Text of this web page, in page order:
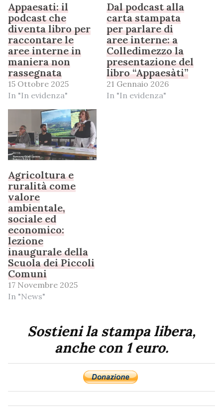
Appaesati: il
podcast che
diventa libro per
raccontare le
aree interne in
maniera non
rassegnata
15 Ottobre 2025
In "In evidenza"
Dal podcast alla
carta stampata
per parlare di
aree interne: a
Colledimezzo la
presentazione del
libro “Appaesàti”
21 Gennaio 2026
In "In evidenza"
Agricoltura e
ruralità come
valore
ambientale,
sociale ed
economico:
lezione
inaugurale della
Scuola dei Piccoli
Comuni
17 Novembre 2025
In "News"
Sostieni la stampa libera,
anche con 1 euro.